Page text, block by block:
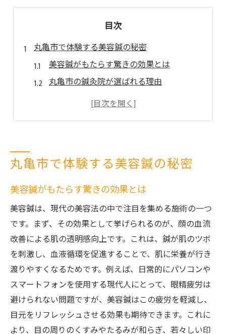
目次
丸亀市で体験する美容鍼の秘密
美容鍼がもたらす驚きの効果とは
丸亀市の鍼灸院が選ばれる理由
美容鍼で内側から美しくなる方法
鍼灸院で眼精疲労を解消する方法
眼精疲労に効く鍼灸院の施術内容
丸亀市の鍼灸院で目元をリフレッシュ
鍼灸で目の疲れを和らげるヒント
香川県で評判の鍼灸院を探すポイント
眼精疲労に特化した美容鍼の効果
鍼灸で心地よい目元ケアを実現
美容鍼で目元リフレッシュを実現
目元の美しさを引き出す美容鍼
鍼灸院の美容鍼で得られるリフレッシュ感
丸亀市で体験する美容鍼の秘密
美容鍼がもたらす驚きの効果とは
美容鍼は、現代の美容法の中で注目を集める施術の一つ
です。まず、その効果として挙げられるのが、顔の血流
改善による肌の透明感向上です。これは、鍼が肌のツボ
を刺激し、血液循環を促進することで、肌に栄養が行き
渡りやすくなるためです。例えば、日常的にパソコンや
スマートフォンを使用する現代人にとって、眼精疲労は
避けられない問題ですが、美容鍼はこの疲労を軽減し、
目元をリフレッシュさせる効果も期待できます。これに
より、目の周りのくすみやたるみが和らぎ、若々しい印